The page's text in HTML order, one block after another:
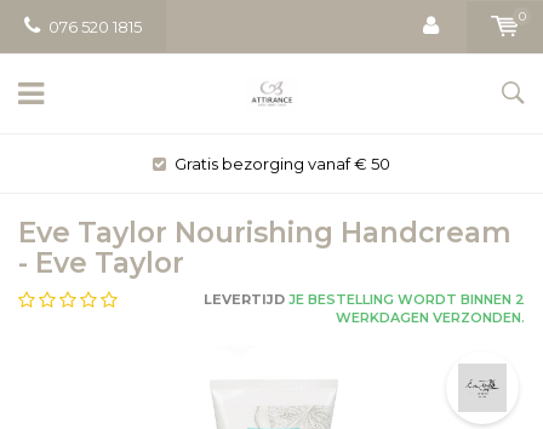
076 520 1815
0
Gratis bezorging vanaf € 50
Eve Taylor Nourishing Handcream
- Eve Taylor
LEVERTIJD JE BESTELLING WORDT BINNEN 2
WERKDAGEN VERZONDEN.